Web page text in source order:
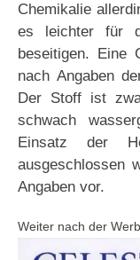
Chemikalie
es leichter für
beseitigen. Eine
nach Angaben
Der Stoff ist
schwach
Einsatz der
ausgeschlossen
Angaben vor.
Weiter nach der